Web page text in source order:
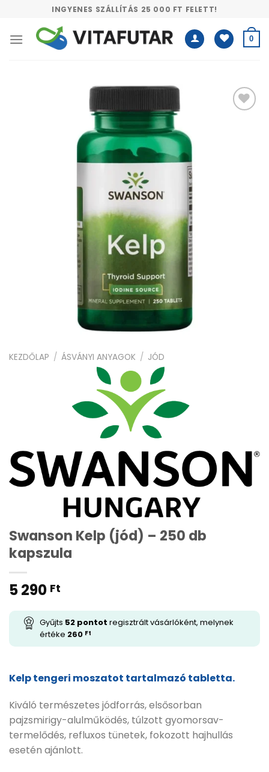
content
INGYENES SZÁLLÍTÁS 25 000 FT FELETT!
0
KEZDŐLAP / ÁSVÁNYI ANYAGOK / JÓD
Swanson Kelp (jód) – 250 db
kapszula
5 290 Ft
Gyűjts 52 pontot regisztrált vásárlóként, melynek
értéke 260 Ft
Kelp tengeri moszatot tartalmazó tabletta.
Kiváló természetes jódforrás, elsősorban
pajzsmirigy-alulműködés, túlzott gyomorsav-
termelődés, refluxos tünetek, fokozott hajhullás
esetén ajánlott.